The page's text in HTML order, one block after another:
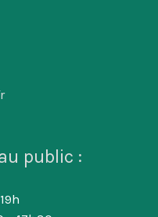
public :